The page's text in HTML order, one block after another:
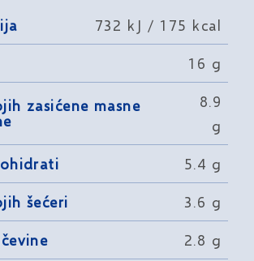
732 kJ / 175 kcal
16 g
zasićene masne
8.9
g
5.4 g
šećeri 3.6 g
2.8 g